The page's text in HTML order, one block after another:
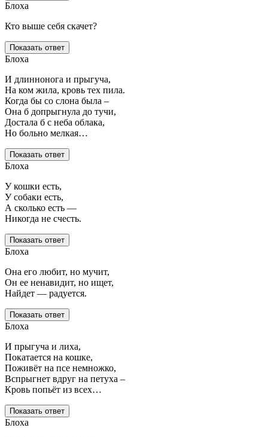
Блоха
Кто выше себя скачет?
Показать ответ
Блоха
И длиннонога и прыгуча,
На ком жила, кровь тех пила.
Когда бы со слона была –
Она б допрыгнула до тучи,
Достала б с неба облака,
Но больно мелкая…
Показать ответ
Блоха
У кошки есть,
У собаки есть,
А сколько есть —
Никогда не счесть.
Показать ответ
Блоха
Она его любит, но мучит,
Он ее ненавидит, но ищет,
Найдет — радуется.
Показать ответ
Блоха
И прыгуча и лиха,
Покатается на кошке,
Поживёт на псе немножко,
Вспрыгнет вдруг на петуха –
Кровь попьёт из всех…
Показать ответ
Блоха